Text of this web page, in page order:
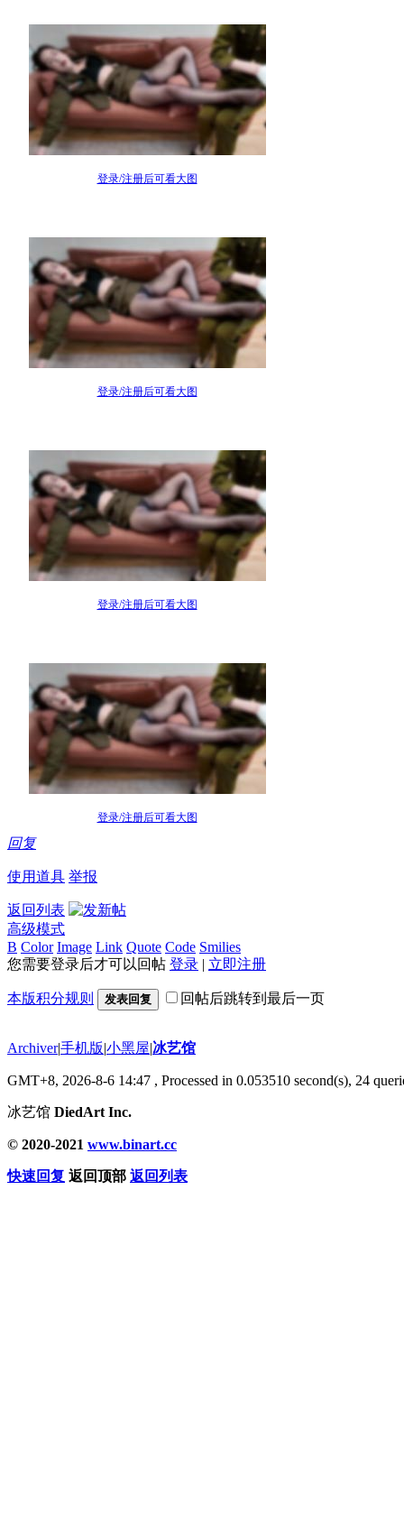
登录/注册后可看大图
登录/注册后可看大图
登录/注册后可看大图
登录/注册后可看大图
回复
使用道具 举报
返回列表
高级模式
B Color Image Link Quote Code Smilies
您需要登录后才可以回帖 登录 | 立即注册
本版积分规则 发表回复 回帖后跳转到最后一页
Archiver|手机版|小黑屋|冰艺馆
GMT+8, 2026-8-6 14:47 , Processed in 0.053510 second(s), 24
冰艺馆 DiedArt Inc.
© 2020-2021 www.binart.cc
快速回复 返回顶部 返回列表